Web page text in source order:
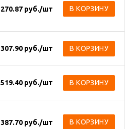
270.87 руб./шт В КОРЗИНУ
307.90 руб./шт В КОРЗИНУ
519.40 руб./шт В КОРЗИНУ
387.70 руб./шт В КОРЗИНУ